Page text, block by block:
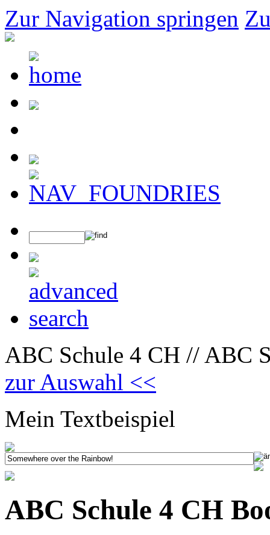
Zur Navigation springen
ABC Schule 4 CH // ABC
zur Auswahl <<
Mein Textbeispiel
ABC Schule 4 CH